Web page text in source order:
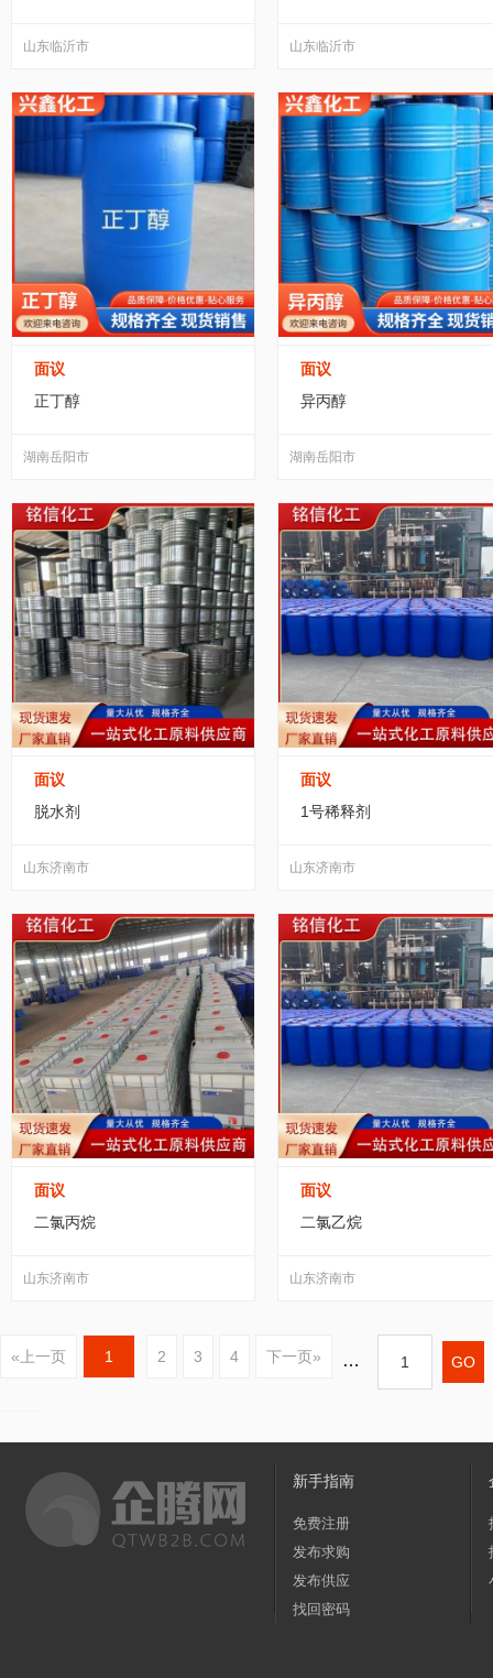
山东临沂市 山东临沂市
面议
正丁醇
湖南岳阳市
面议
异丙醇
湖南岳阳市
面议
脱水剂
山东济南市
面议
1号稀释剂
山东济南市
面议
二氯丙烷
山东济南市
面议
二氯乙烷
山东济南市
«上一页 1 2 …
3 4 下一页»
新手指南
免费注册
发布求购
发布供应
找回密码